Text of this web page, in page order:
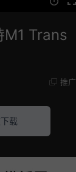
M1 Trans
推广
载